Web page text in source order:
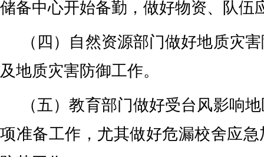
储备中心开始备勤，做好物资、队伍
（四）自然资源部门做好地质灾
及地质灾害防御工作。
（五）教育部门做好受台风影响
项准备工作，尤其做好危漏校舍应